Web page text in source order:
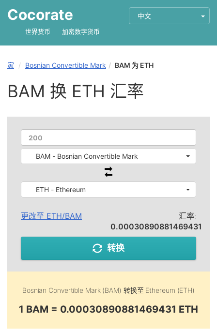
Cocorate 中文
世界货币 加密数字货币
家 Bosnian Convertible Mark BAM 为 ETH
BAM 换 ETH 汇率
BAM - Bosnian Convertible Mark
ETH - Ethereum
更改至 ETH/BAM
汇率:
0.00030890881469431
转换
Bosnian Convertible Mark (BAM) 转换至 Ethereum (ETH)
1 BAM = 0.00030890881469431 ETH